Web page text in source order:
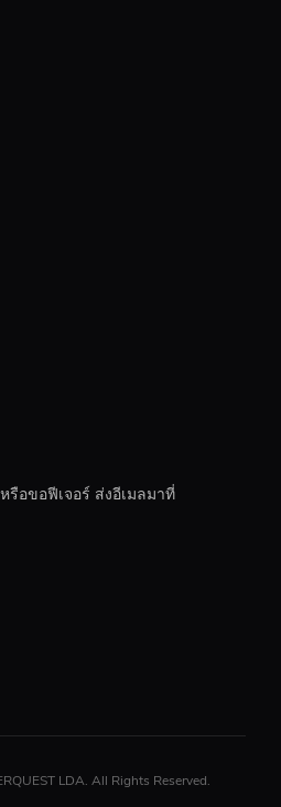
อขอฟีเจอร์ ส่งอีเมลมาที่
LDA. All Rights Reserved.